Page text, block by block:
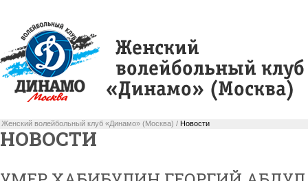
Женский волейбольный клуб «Динамо» (Москва) / Новости
НОВОСТИ